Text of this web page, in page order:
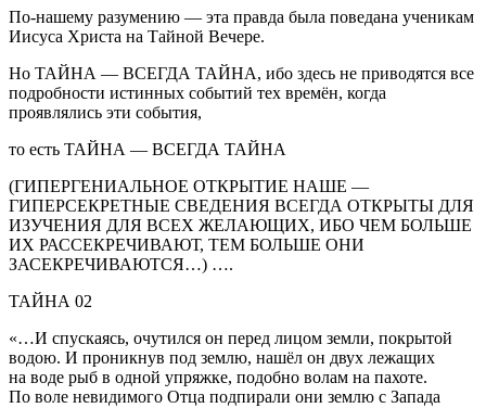
По-нашему разумению — эта правда была поведана ученикам
Иисуса Христа на Тайной Вечере.
Но ТАЙНА — ВСЕГДА ТАЙНА, ибо здесь не приводятся все
подробности истинных событий тех времён, когда
проявлялись эти события,
то есть ТАЙНА — ВСЕГДА ТАЙНА
(ГИПЕРГЕНИАЛЬНОЕ ОТКРЫТИЕ НАШЕ —
ГИПЕРСЕКРЕТНЫЕ СВЕДЕНИЯ ВСЕГДА ОТКРЫТЫ ДЛЯ
ИЗУЧЕНИЯ ДЛЯ ВСЕХ ЖЕЛАЮЩИХ, ИБО ЧЕМ БОЛЬШЕ
ИХ РАССЕКРЕЧИВАЮТ, ТЕМ БОЛЬШЕ ОНИ
ЗАСЕКРЕЧИВАЮТСЯ…) ….
ТАЙНА 02
«…И спускаясь, очутился он перед лицом земли, покрытой
водою. И проникнув под землю, нашёл он двух лежащих
на воде рыб в одной упряжке, подобно волам на пахоте.
По воле невидимого Отца подпирали они землю с Запада